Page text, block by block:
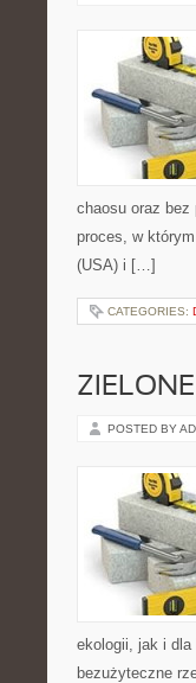
chaosu oraz bez
proces, w
(USA) i […]
CATEGORIES:
POSTED BY
ekologii, jak i
bezużyteczne